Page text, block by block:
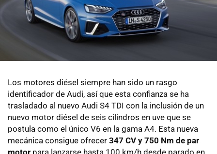
Los motores diésel siempre han sido un rasgo
identificador de Audi, así que esta confianza se ha
trasladado al nuevo Audi S4 TDI con la inclusión de un
nuevo motor diésel de seis cilindros en uve que se
postula como el único V6 en la gama A4. Esta nueva
mecánica consigue ofrecer 347 CV y 750 Nm de par